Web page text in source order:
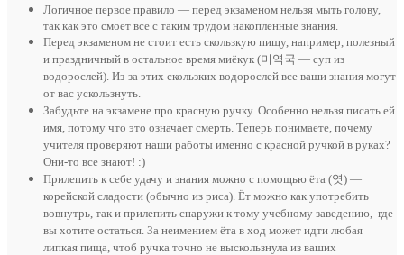
Логичное первое правило — перед экзаменом нельзя мыть голову,
так как это смоет все с таким трудом накопленные знания.
Перед экзаменом не стоит есть скользкую пищу, например, полезный
и праздничный в остальное время миёкук (미역국 — суп из
водорослей). Из-за этих скользких водорослей все ваши знания могут
от вас ускользнуть.
Забудьте на экзамене про красную ручку. Особенно нельзя писать ей
имя, потому что это означает смерть. Теперь понимаете, почему
учителя проверяют наши работы именно с красной ручкой в руках?
Они-то все знают! :)
Прилепить к себе удачу и знания можно с помощью ёта (엿) —
корейской сладости (обычно из риса). Ёт можно как употребить
вовнутрь, так и прилепить снаружи к тому учебному заведению, где
вы хотите остаться. За неимением ёта в ход может идти любая
липкая пища, чтоб ручка точно не выскользнула из ваших